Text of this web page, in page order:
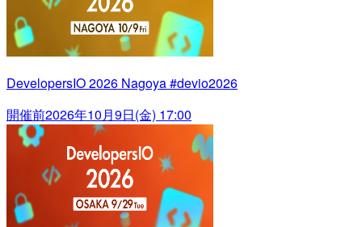
DevelopersIO 2026 Nagoya #devio2026
開催前2026年10月9日(金) 17:00